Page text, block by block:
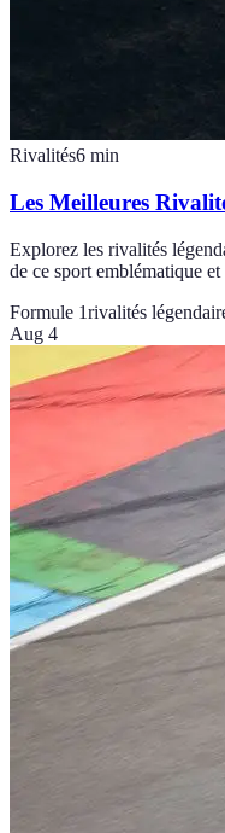
Rivalités6 min
Les Meilleures
Explorez les rivalités
de ce sport emblématique
Formule 1rivalités
Aug 4